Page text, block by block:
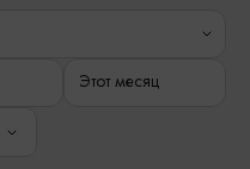
Этот месяц